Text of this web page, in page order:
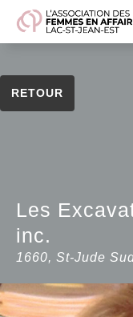
Les
inc.
1660, St-Jude
RETOUR